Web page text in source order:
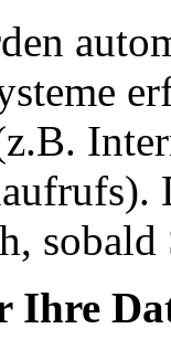
sobald
Ihre